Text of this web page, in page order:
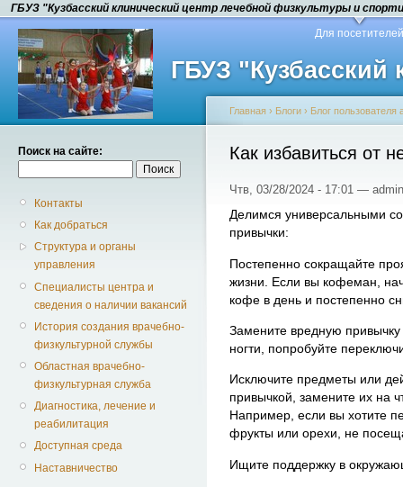
ГБУЗ "Кузбасский клинический центр лечебной физкультуры и
ГБУЗ
Для посетителей
Поиск на сайте:
Контакты
Как добраться
Структура и органы
управления
Специалисты центра и
сведения о наличии вакансий
История создания врачебно-
физкультурной службы
Областная врачебно-
физкультурная служба
Диагностика, лечение и
реабилитация
Доступная среда
Наставничество
Главная › Блоги › Блог пользователя
Как избавиться от
Чтв, 03/28/2024 - 17:01 —
Делимся универсальными
привычки:
Постепенно сокращайте
жизни. Если вы кофеман,
кофе в день и постепенно
Замените вредную
ногти, попробуйте
Исключите предметы или
привычкой, замените их на
Например, если вы хотите
фрукты или орехи, не
Ищите поддержку в